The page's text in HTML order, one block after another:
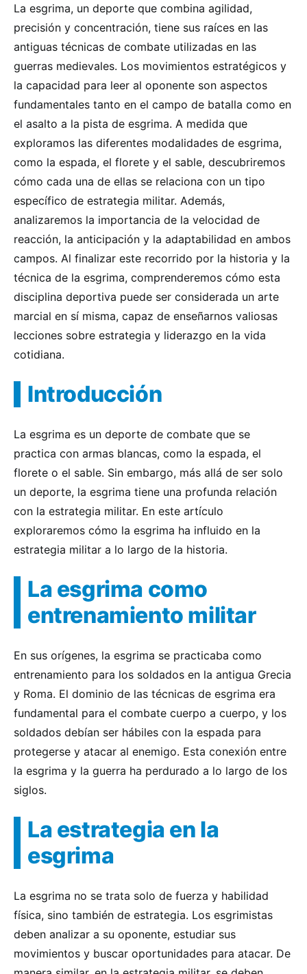
La esgrima, un deporte que combina agilidad,
precisión y concentración, tiene sus raíces en las
antiguas técnicas de combate utilizadas en las
guerras medievales. Los movimientos estratégicos y
la capacidad para leer al oponente son aspectos
fundamentales tanto en el campo de batalla como en
el asalto a la pista de esgrima. A medida que
exploramos las diferentes modalidades de esgrima,
como la espada, el florete y el sable, descubriremos
cómo cada una de ellas se relaciona con un tipo
específico de estrategia militar. Además,
analizaremos la importancia de la velocidad de
reacción, la anticipación y la adaptabilidad en ambos
campos. Al finalizar este recorrido por la historia y la
técnica de la esgrima, comprenderemos cómo esta
disciplina deportiva puede ser considerada un arte
marcial en sí misma, capaz de enseñarnos valiosas
lecciones sobre estrategia y liderazgo en la vida
cotidiana.
Introducción
La esgrima es un deporte de combate que se
practica con armas blancas, como la espada, el
florete o el sable. Sin embargo, más allá de ser solo
un deporte, la esgrima tiene una profunda relación
con la estrategia militar. En este artículo
exploraremos cómo la esgrima ha influido en la
estrategia militar a lo largo de la historia.
La esgrima como
entrenamiento militar
En sus orígenes, la esgrima se practicaba como
entrenamiento para los soldados en la antigua Grecia
y Roma. El dominio de las técnicas de esgrima era
fundamental para el combate cuerpo a cuerpo, y los
soldados debían ser hábiles con la espada para
protegerse y atacar al enemigo. Esta conexión entre
la esgrima y la guerra ha perdurado a lo largo de los
siglos.
La estrategia en la
esgrima
La esgrima no se trata solo de fuerza y habilidad
física, sino también de estrategia. Los esgrimistas
deben analizar a su oponente, estudiar sus
movimientos y buscar oportunidades para atacar. De